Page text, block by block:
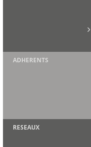
ADHERENTS
RESEAUX